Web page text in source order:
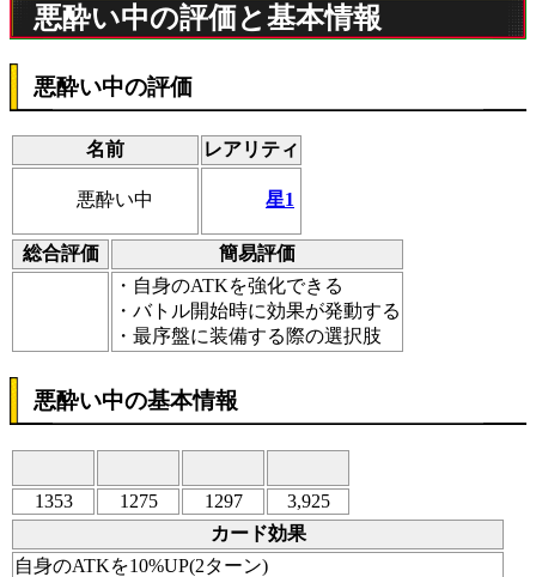
悪酔い中の評価と基本情報
悪酔い中の評価
名前 レアリティ
悪酔い中 星1
総合評価
簡易評価
・自身のATKを強化できる
・バトル開始時に効果が発動する
・最序盤に装備する際の選択肢
悪酔い中の基本情報
1353 1275 1297
3,925
カード効果
自身のATKを10%UP(2ターン)